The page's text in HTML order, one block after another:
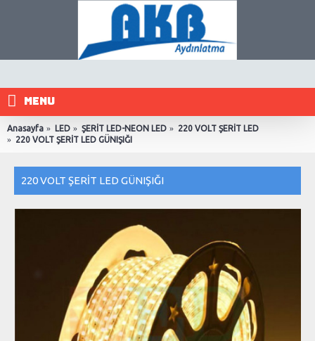
MENU
Anasayfa LED ŞERİT LED-NEON LED
220 VOLT ŞERİT LED
220 VOLT ŞERİT LED GÜNIŞIĞI
220 VOLT ŞERİT LED GÜNIŞIĞI